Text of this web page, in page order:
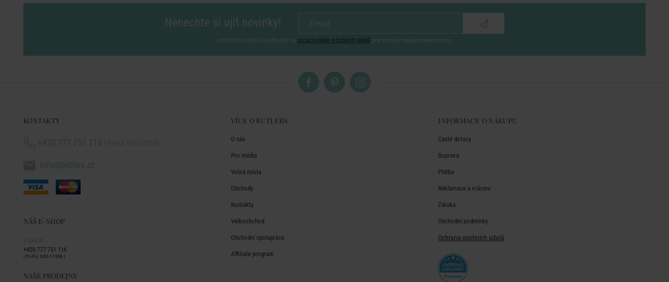
Nenechte si ujít novinky!
vložením e-mailu souhlasíte se zpracováním osobních údajů pro zasílání našeho newsletteru
KONTAKTY
+420 777 751 116
info@butlers.cz
NÁŠ E-SHOP
E-SHOP
+420 777 751 116
( Po-Pá: 9:00-17:00h )
NAŠE PRODEJNY
VÍCE O BUTLERS
O nás
Pro média
Volná místa
Obchody
Kontakty
Velkoobchod
Obchodní spolupráce
Affiliate program
INFORMACE O NÁKUPU
Časté dotazy
Doprava
Platba
Reklamace a vrácení
Záruka
Obchodní podmínky
Ochrana osobních údajů